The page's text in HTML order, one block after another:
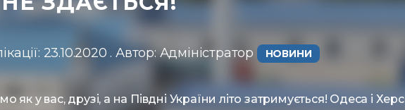
23.10.2020 . Автор: Адміністратор ㅤ НОВИНИ
як у вас, друзі, а на Півдні України літо затримується! Одеса і